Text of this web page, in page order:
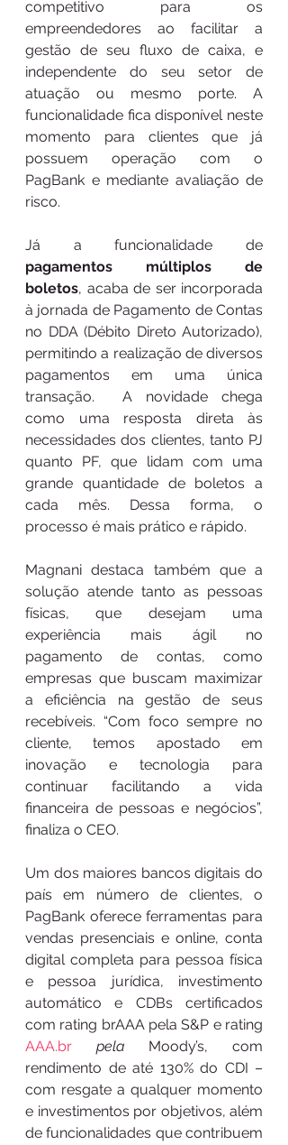
competitivo para os
empreendedores ao facilitar a
gestão de seu fluxo de caixa, e
independente do seu setor de
atuação ou mesmo porte. A
funcionalidade fica disponível neste
momento para clientes que já
possuem operação com o
PagBank e mediante avaliação de
risco.
pagamentos múltiplos de
boletos, acaba de ser incorporada
à jornada de Pagamento de Contas
no DDA (Débito Direto Autorizado),
permitindo a realização de diversos
pagamentos em uma única
transação.  A novidade chega
como uma resposta direta às
necessidades dos clientes, tanto PJ
quanto PF, que lidam com uma
grande quantidade de boletos a
cada mês. Dessa forma, o
processo é mais prático e rápido.
Magnani destaca também que a
solução atende tanto as pessoas
físicas, que desejam uma
experiência mais ágil no
pagamento de contas, como
empresas que buscam maximizar
a eficiência na gestão de seus
recebíveis. “Com foco sempre no
cliente, temos apostado em
inovação e tecnologia para
continuar facilitando a vida
financeira de pessoas e negócios”,
finaliza o CEO.
Um dos maiores bancos digitais do
país em número de clientes, o
PagBank oferece ferramentas para
vendas presenciais e online, conta
digital completa para pessoa física
e pessoa jurídica, investimento
automático e CDBs certificados
AAA.br
pela Moody’s, com
rendimento de até 130% do CDI –
com resgate a qualquer momento
e investimentos por objetivos, além
de funcionalidades que contribuem